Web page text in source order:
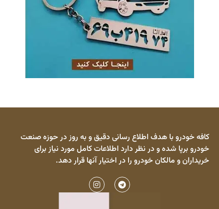
کافه خودرو با هدف اطلاع رسانی دقیق و به روز در حوزه صنعت
خودرو برپا شده و در نظر دارد اطلاعات کامل مورد نیاز برای
خریداران و مالکان خودرو را در اختیار آنها قرار دهد.